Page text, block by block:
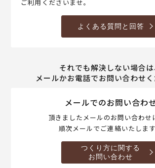
ご利用くださいませ。
よくある質問と回答
それでも解決しない場合は
メールかお電話でお問い合わせく
メールでのお問い合わ
頂きましたメールのお問い合わせ
順次メールでご連絡いたします
つくり方に関する
お問い合わせ